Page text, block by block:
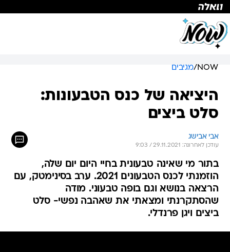
NOW
/מגיבים
היציאה של כנס הטבעונות:
סלט ביצים
אבי אבישג
עודכן לאחרונה: 29.11.2021 / 9:03
בתור מי שאינה טבעונית בחיי היום יום שלה,
הוזמנתי לכנס הטבעונים 2021. ערב בסינימטק, עם
הרצאה בנושא וגם בופה טבעוני. מודה
שהסתקרנתי ומצאתי את שאהבה נפשי- סלט
ביצים ויגן פרנדלי.